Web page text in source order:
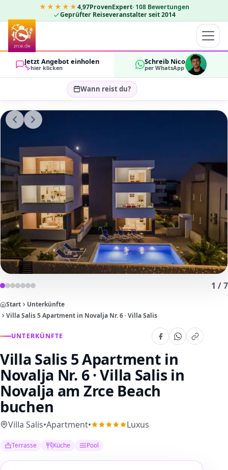
★★★★★4,97ProvenExpert· 108 Bewertungen
Geprüfter Reiseveranstalter seit 2014
Jetzt Angebot einholen
hier klicken
Schreib Nico
per WhatsApp
Wann reist du?
Reisezeitraum wählen…
GÄSTE
1 /7
Start
Unterkünfte
Villa Salis 5 Apartment in Novalja Nr. 6 · Villa Salis
UNTERKÜNFTE
Villa Salis 5 Apartment in
Novalja Nr. 6 · Villa Salis in
Novalja am Zrce Beach
buchen
Villa Salis•Apartment• Luxus
Terrasse Küche Pool